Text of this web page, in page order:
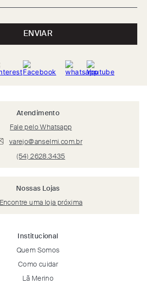
ENVIAR
Atendimento
Fale pelo Whatsapp
varejo@anselmi.com.br
(54) 2628.3435
Nossas Lojas
Encontre uma loja próxima
Institucional
Quem Somos
Como cuidar
Lã Merino